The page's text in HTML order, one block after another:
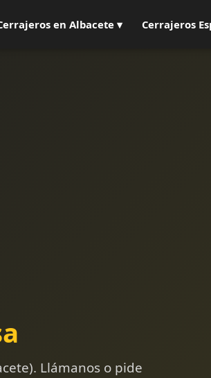
en Albacete ▾ Cerrajeros
Llámanos o pide